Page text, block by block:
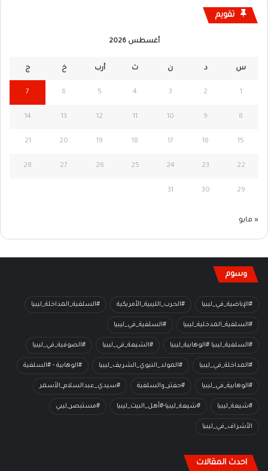
تقويم
أغسطس 2026
س د ن ث أرب خ ج
1
2
3
4
5
6
7
8
9
10
11
12
13
14
15
16
17
18
19
20
21
22
23
24
25
26
27
28
29
30
31
« مايو
وسوم
#الإباضية_في_ليبيا #الحرب_الليبية_الأمريكية #السلفية_المداخلة_ليبيا
#السلفية_المدخلية_ليبيا #السلفية_في_ليبيا
#السلفية_ليبيا #الوهابية_ليبيا #الشيعة_في_ليبيا #الصوفية_في_ليبيا
#المداخلة_في_ليبيا #المولد_النبوي_الشريف_ليبيا #الوهابية - #السلفية
#الوهابية_في_ليبيا #حفتر_والسلفية #سيدي_عبدالسلام_الأسمر
#شيعة_ليبيا #شيعة_ليبيا-#أهل_البيت_ليبيا #مستبصر_ليبي
الأشراف_في_ليبيا
احدث المقالات